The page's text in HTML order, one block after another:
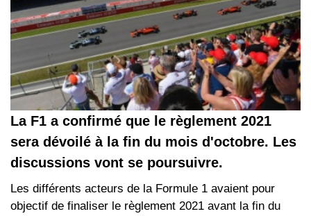
La F1 a confirmé que le règlement 2021
sera dévoilé à la fin du mois d'octobre. Les
discussions vont se poursuivre.
Les différents acteurs de la Formule 1 avaient pour
objectif de finaliser le règlement 2021 avant la fin du